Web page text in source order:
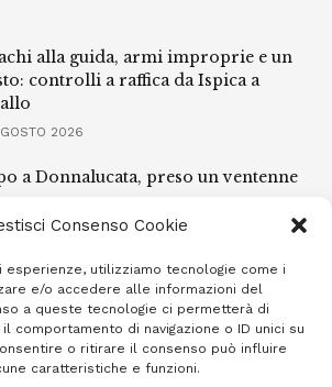
Consenso Cookie
esperienze, utilizziamo tecnologie come i
e/o accedere alle informazioni del
a queste tecnologie ci permetterà di
comportamento di navigazione o ID unici su
o ritirare il consenso può influire
caratteristiche e funzioni.
alla guida, armi improprie e un
controlli a raffica da Ispica a
2026
a Donnalucata, preso un ventenne
2026
arrestato perché non rispettava le
di stare lontano dalla casa
2026